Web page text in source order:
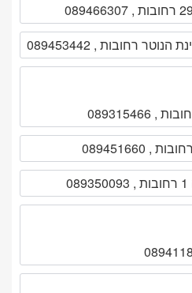
רחובות , 089453442